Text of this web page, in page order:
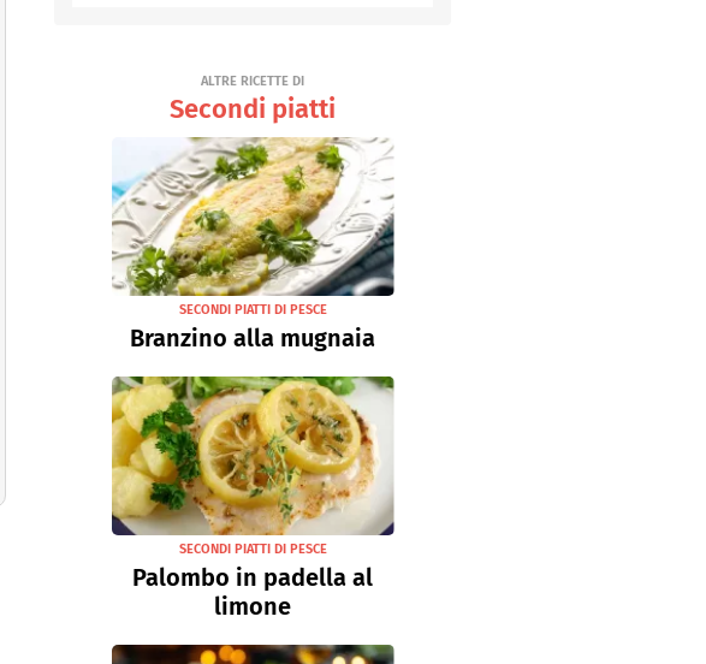
ALTRE RICETTE DI
Secondi piatti
SECONDI PIATTI DI PESCE
Branzino alla mugnaia
SECONDI PIATTI DI PESCE
Palombo in padella al
limone